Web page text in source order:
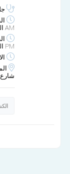
AM الى 12:00 PM
PM الى 07:00 PM
شارع
9-29
صباح
مساء